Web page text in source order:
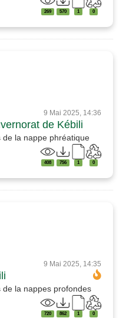
269 570 1 0
9 Mai 2025, 14:36
de Kébili
de la nappe phréatique
408 756 1 0
9 Mai 2025, 14:35
de la nappes profondes
720 862 1 0